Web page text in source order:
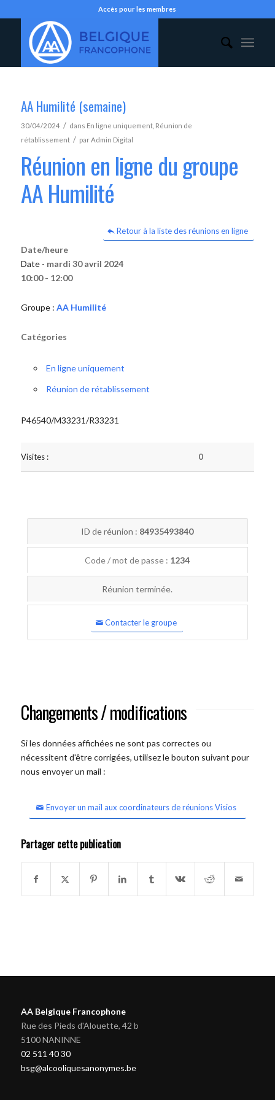
Accès pour les membres
AA Humilité (semaine)
30/04/2024 / dans En ligne uniquement, Réunion de
rétablissement / parAdmin Digital
Réunion en ligne du groupe
AA Humilité
Retour à la liste des réunions en ligne
Date/heure
Date - mardi 30 avril 2024
10:00 - 12:00
Groupe : AA Humilité
Catégories
En ligne uniquement
Réunion de rétablissement
P46540/M33231/R33231
Visites : 0
ID de réunion : 84935493840
Code / mot de passe : 1234
Réunion terminée.
Contacter le groupe
Changements / modifications
Si les données affichées ne sont pas correctes ou
nécessitent d'être corrigées, utilisez le bouton suivant pour
nous envoyer un mail :
Envoyer un mail aux coordinateurs de réunions Visios
Partager cette publication
AA Belgique Francophone
Rue des Pieds d'Alouette, 42 b
5100 NANINNE
02 511 40 30
bsg@alcooliquesanonymes.be